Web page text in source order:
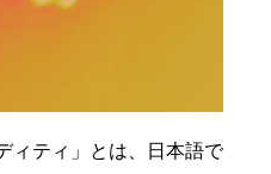
ィティ」とは、日本語で